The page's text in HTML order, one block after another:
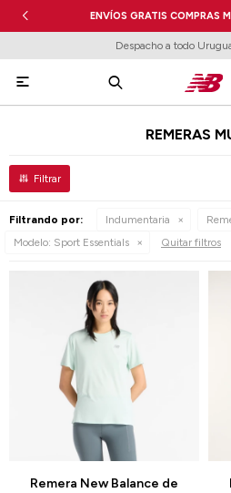
ENVÍOS GRATIS COMPRAS
Despacho a todo

REMERAS
Filtrando por: Indumentaria
Modelo: Sport Essentials Quitar filtros
Remera New Balance de